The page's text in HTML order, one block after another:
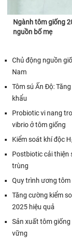
Ngành tôm giống
nguồn bố mẹ
Chủ động nguồn
Nam
Tôm sú Ấn Độ:
khẩu
Probiotic vi nang
vibrio ở tôm giống
Kiểm soát khí độc
Postbiotic cải thiện
trùng
Quy trình ương tôm
Tăng cường kiểm
2025 hiệu quả
Sản xuất tôm
vững